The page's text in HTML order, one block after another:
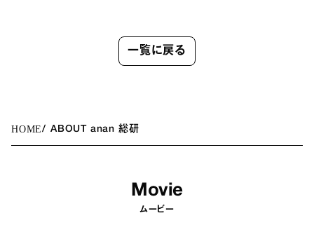
一覧に戻る
HOME ABOUT anan 総研
Movie
ムービー